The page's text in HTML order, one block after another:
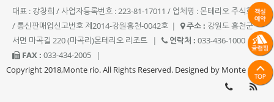
대표 : 강창희 / 사업자등록번호 : 223-81-17011 / 업체명 : 몬테리오 주식회사
/ 통신판매업신고번호 제2014-강원홍천-0042호 | 주소 : 강원도 홍천군
서면 마곡길 220 (마곡리)몬테리오 리조트
| 연락처 : 033-436-1000
|
FAX : 033-434-2005
|
Copyright 2018,Monte rio. All Rights Reserved. Designed by Monte rio.